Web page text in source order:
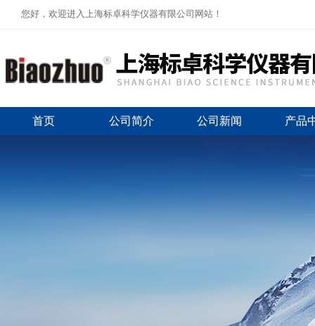
您好，欢迎进入上海标卓科学仪器有限公司网站！
首页 公司简介 公司新闻 产品